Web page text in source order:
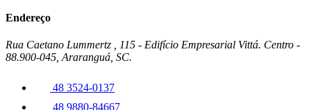
Endereço
Rua Caetano Lummertz , 115 - Edifício Empresarial Vittá. Centro -
88.900-045, Araranguá, SC.
48 3524-0137
48 9880-84667